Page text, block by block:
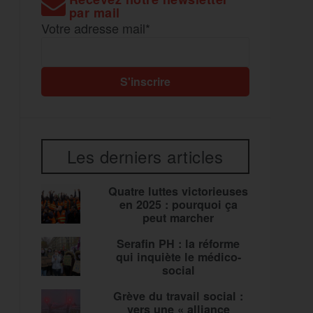
par mail
Votre adresse mail*
Les derniers articles
Quatre luttes victorieuses
en 2025 : pourquoi ça
peut marcher
Serafin PH : la réforme
qui inquiète le médico-
social
Grève du travail social :
vers une « alliance